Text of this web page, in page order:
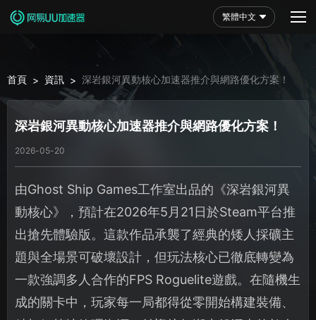
繁體中文
首頁 > 資訊 > 深岩銀河異動核心加速器推介與網路優化方案！
深岩銀河異動核心加速器推介與網路優化方案！
2026-05-20
由Ghost Ship Games工作室出品的《深岩銀河異
動核心》，預計在2026年5月21日於Steam平台推
出搶先體驗版。這款作品承襲了經典的矮人採礦主
題與全場景可破壞設計，但玩法核心已徹底轉變為
一款強調多人合作的FPS Roguelite遊戲。在隨機生
成的關卡中，玩家每一局都得從零開始構建裝備、